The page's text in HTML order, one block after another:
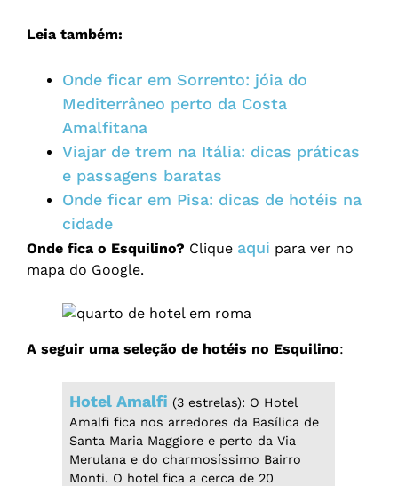
Leia também:
Onde ficar em Sorrento: jóia do
Mediterrâneo perto da Costa
Amalfitana
Viajar de trem na Itália: dicas práticas
e passagens baratas
Onde ficar em Pisa: dicas de hotéis na
cidade
Onde fica o Esquilino? Clique aqui para ver no
mapa do Google.
A seguir uma seleção de hotéis no Esquilino:
Hotel Amalfi (3 estrelas): O Hotel
Amalfi fica nos arredores da Basílica de
Santa Maria Maggiore e perto da Via
Merulana e do charmosíssimo Bairro
Monti. O hotel fica a cerca de 20